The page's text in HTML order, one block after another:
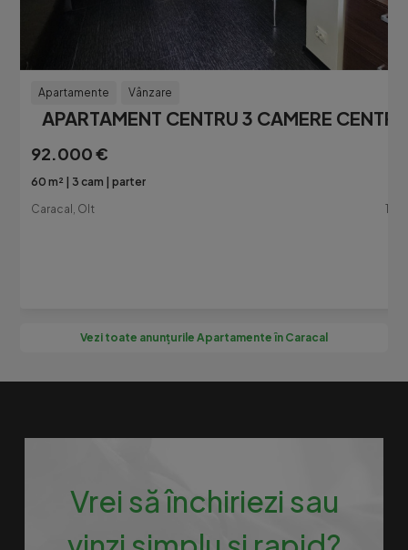
Apartamente Vânzare
APARTAMENT CENTRU 3 CAMERE
92.000 €
60 m² 3 cam
parter
Caracal, Olt
1
Vezi toate anunțurile Apartamente în Caracal
Vrei să închiriezi sau